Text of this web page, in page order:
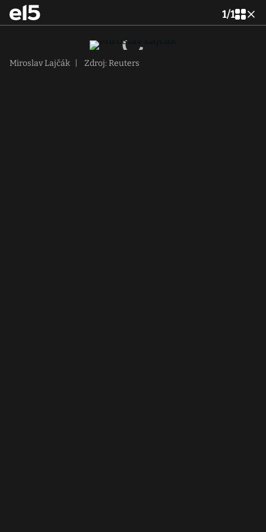
1/1
Miroslav Lajčák Zdroj: Reuters